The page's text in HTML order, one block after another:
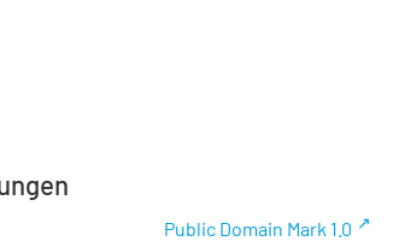
Public Domain Mark 1.0